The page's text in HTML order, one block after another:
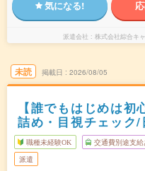
気になる!
派遣会社 株式会社綜合キ
未読 掲載日 2026/08/05
【誰でもはじめは
詰め・目視チェック
職種未経験OK 交通費別途支給
派遣